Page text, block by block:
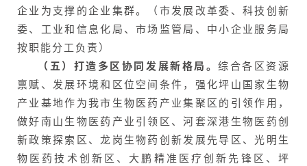
企业为支撑的企业集群。（市发展改革委、科技创新
委、工业和信息化局、市场监管局、中小企业服务局
按职能分工负责）
（五）打造多区协同发展新格局。综合各区资源
禀赋、发展环境和区位空间条件，强化坪山国家生物
产业基地作为我市生物医药产业集聚区的引领作用，
做好南山生物医药产业引领区、河套深港生物医药创
新政策探索区、龙岗生物药创新发展先导区、光明生
物医药技术创新区、大鹏精准医疗创新先锋区、坪